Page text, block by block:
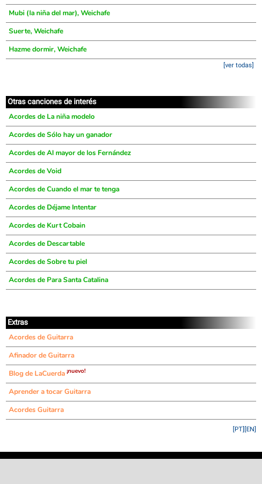
Mubi (la niña del mar), Weichafe
Suerte, Weichafe
Hazme dormir, Weichafe
[ver todas]
Otras canciones de interés
Acordes de La niña modelo
Acordes de Sólo hay un ganador
Acordes de Al mayor de los Fernández
Acordes de Void
Acordes de Cuando el mar te tenga
Acordes de Déjame Intentar
Acordes de Kurt Cobain
Acordes de Descartable
Acordes de Sobre tu piel
Acordes de Para Santa Catalina
Extras
Acordes de Guitarra
Afinador de Guitarra
Blog de LaCuerda ¡nuevo!
Aprender a tocar Guitarra
Acordes Guitarra
[EN]
[PT]